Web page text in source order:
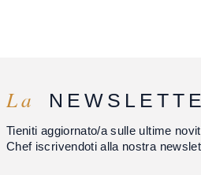
La
Tieniti aggiornato/a sulle ultime
Chef iscrivendoti alla nostra